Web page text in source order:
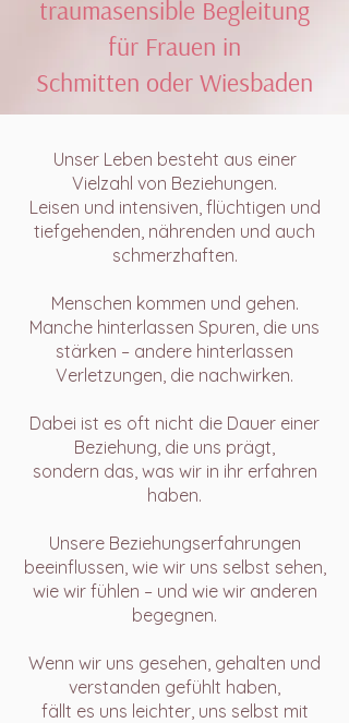
traumasensible Begleitung
für Frauen in
Schmitten oder Wiesbaden
Unser Leben besteht aus einer
Vielzahl von Beziehungen.
Leisen und intensiven, flüchtigen und
tiefgehenden, nährenden und auch
schmerzhaften.
Menschen kommen und gehen.
Manche hinterlassen Spuren, die uns
stärken – andere hinterlassen
Verletzungen, die nachwirken.
Dabei ist es oft nicht die Dauer einer
Beziehung, die uns prägt,
sondern das, was wir in ihr erfahren
haben.
Unsere Beziehungserfahrungen
beeinflussen, wie wir uns selbst sehen,
wie wir fühlen – und wie wir anderen
begegnen.
Wenn wir uns gesehen, gehalten und
verstanden gefühlt haben,
fällt es uns leichter, uns selbst mit